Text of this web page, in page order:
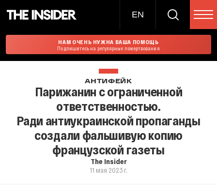
EN
НАМ ОЧЕНЬ НУЖНА ВАША ПОМОЩЬ
Подпишитесь на регулярные пожертвования
АНТИФЕЙК
Парижанин с ограниченной
ответственностью.
Ради антиукраинской пропаганды
создали фальшивую копию
французской газеты
The Insider
11 мая 2023 г.